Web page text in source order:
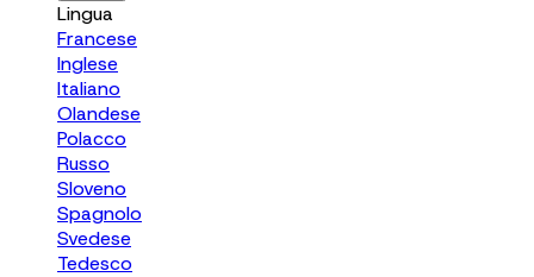
Lingua
Francese
Inglese
Italiano
Olandese
Polacco
Russo
Sloveno
Spagnolo
Svedese
Tedesco